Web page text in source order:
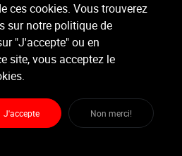
13 - 4690 Bassenge
ces cookies. Vous trouverez
sur notre politique de
"J'accepte" ou en
site, vous acceptez le
J'accepte Non merci!